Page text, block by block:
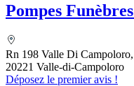
Pompes
Rn 198 Valle Di
20221 Valle-di-Campoloro
Déposez le premier avis !